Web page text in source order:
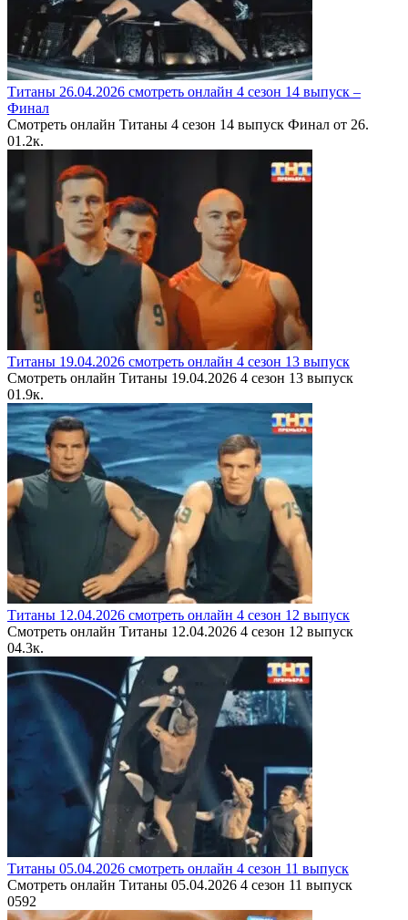
Титаны 26.04.2026 смотреть онлайн 4 сезон 14 выпуск –
Финал
Смотреть онлайн Титаны 4 сезон 14 выпуск Финал от 26.
01.2к.
Титаны 19.04.2026 смотреть онлайн 4 сезон 13 выпуск
Смотреть онлайн Титаны 19.04.2026 4 сезон 13 выпуск
01.9к.
Титаны 12.04.2026 смотреть онлайн 4 сезон 12 выпуск
Смотреть онлайн Титаны 12.04.2026 4 сезон 12 выпуск
04.3к.
Титаны 05.04.2026 смотреть онлайн 4 сезон 11 выпуск
Смотреть онлайн Титаны 05.04.2026 4 сезон 11 выпуск
0592